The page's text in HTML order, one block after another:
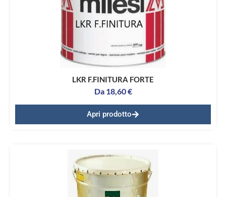
LKR F.FINITURA FORTE
Da 18,60€
Apri prodotto